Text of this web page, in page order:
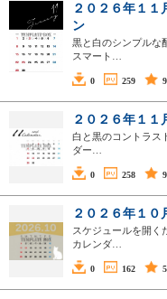
２０２６年１１
ン
黒と白のシンプルな
スマート…
0 259
２０２６年１１
白と黒のコントラス
ダー…
0 258
２０２６年１０
スケジュールを開く
カレンダ…
0 162